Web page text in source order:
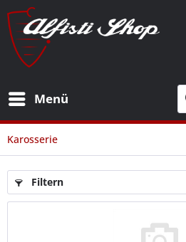
Menü
Karosserie
Filtern